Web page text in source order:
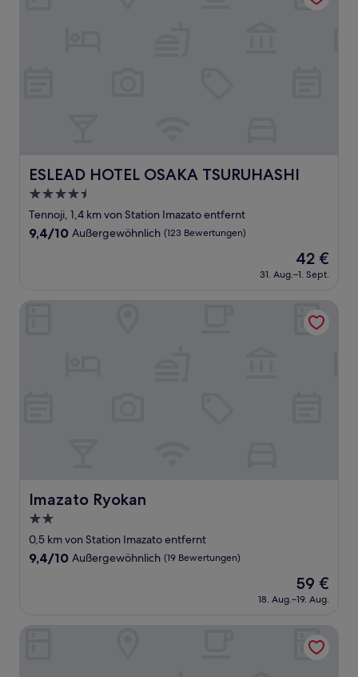
ESLEAD HOTEL OSAKA TSURUHASHI
ESLEAD HOTEL OSAKA TSURUHASHI
4.5-
Sterne-
Unterkunft
Tennoji, 1,4 km von Station Imazato entfernt
9.4
Bewertungen)
9,4/10 Außergewöhnlich (123 Bewertungen)
Der
Preis
beträgt
42 €
31. Aug.–1. Sept.
Imazato Ryokan
Imazato Ryokan
2.0-
Sterne-
Unterkunft
0,5 km von Station Imazato entfernt
9.4
Bewertungen)
9,4/10 Außergewöhnlich (19 Bewertungen)
Der
Preis
beträgt
59 €
18. Aug.–19. Aug.